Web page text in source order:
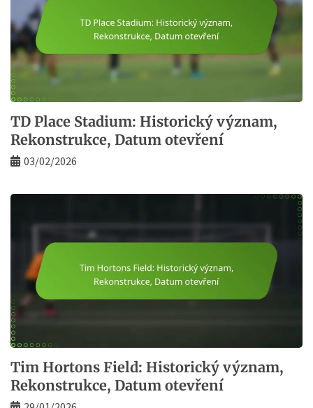
TD Place Stadium: Historický význam,
Rekonstrukce, Datum otevření
03/02/2026
Tim Hortons Field: Historický význam,
Rekonstrukce, Datum otevření